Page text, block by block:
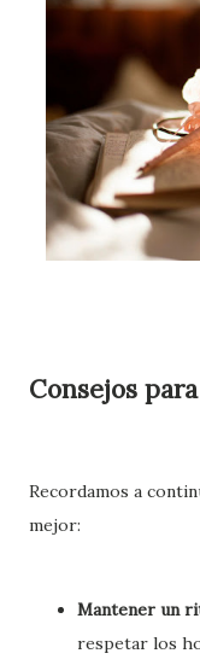
Consejos
Recordamos a
mejor:
Mantener un
respetar los